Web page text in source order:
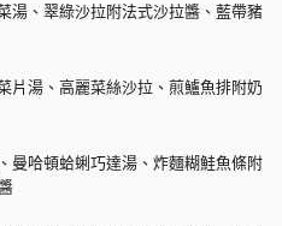
湯、翠綠沙拉附法式沙拉醬、藍帶豬
片湯、高麗菜絲沙拉、煎鱸魚排附奶
曼哈頓蛤蜊巧達湯、炸麵糊鮭魚條附